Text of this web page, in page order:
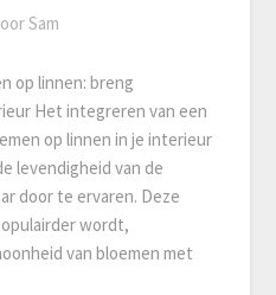
Sam
op linnen: breng
Het integreren van een
op linnen in je interieur
levendigheid van de
door te ervaren. Deze
wordt,
van bloemen met